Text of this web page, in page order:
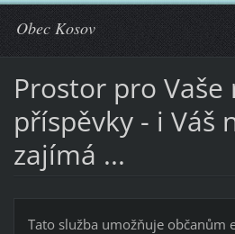
Obec Kosov
Prostor pro Vaše
příspěvky - i Váš
zajímá ...
Tato služba umožňuje občanům